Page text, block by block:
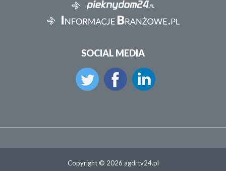
SOCIAL MEDIA
Copyright © 2026 agdrtv24.pl